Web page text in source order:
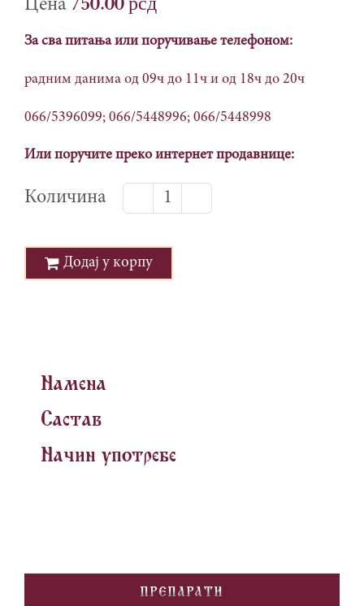
За сва питања или поручивање телефоном:
радним данима од 09ч до 11ч и од 18ч до 20ч
066/5396099; 066/5448996; 066/5448998
Или поручите преко интернет продавнице:
Мелем
Додај у корпу
Namena
Sastav
Na~in upotrebe
PREPARATI